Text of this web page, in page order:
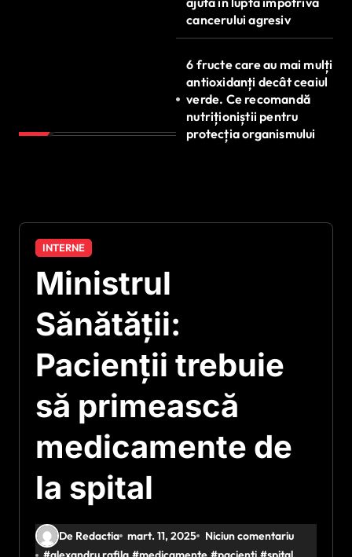
cancerului agresiv
6 fructe care au mai mulți
antioxidanți decât ceaiul
verde. Ce recomandă
nutriționiștii pentru
protecția organismului
INTERNE
Ministrul
Sănătății:
Pacienţii trebuie
să primească
medicamente de
la spital
De Redactia mart. 11, 2025
Niciun comentariu